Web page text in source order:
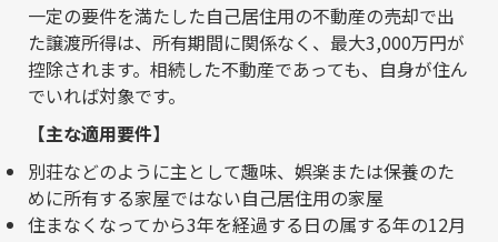
一定の要件を満たした自己居住用の不動産の売却で出
た譲渡所得は、所有期間に関係なく、最大3,000万円が
控除されます。相続した不動産であっても、自身が住ん
でいれば対象です。
【主な適用要件】
別荘などのように主として趣味、娯楽または保養のた
めに所有する家屋ではない自己居住用の家屋
住まなくなってから3年を経過する日の属する年の12月